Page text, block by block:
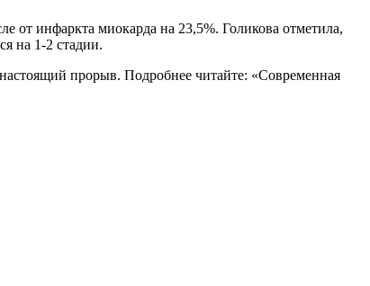
от инфаркта миокарда на 23,5%. Голикова отметила,
на 1-2 стадии.
прорыв. Подробнее читайте: «Современная